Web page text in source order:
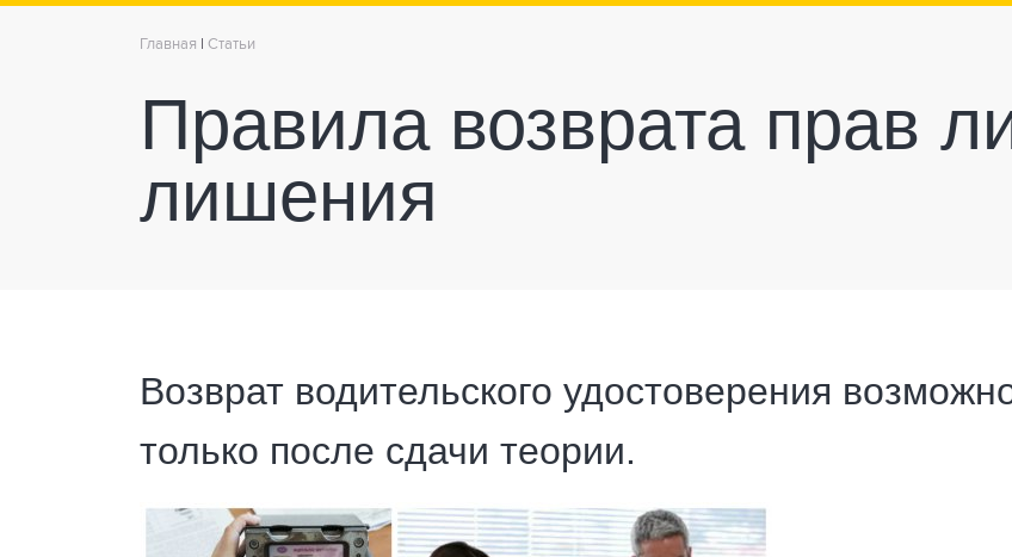
Главная Статьи
Правила возврата прав
лишения
Возврат водительского удостоверения
только после сдачи теории.